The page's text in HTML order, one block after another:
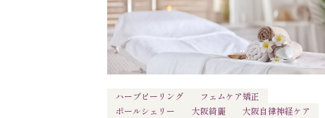
ハーブピーリング
フェムケア矯正
ポールシェリー
大阪綺麗
大阪自律神経ケア